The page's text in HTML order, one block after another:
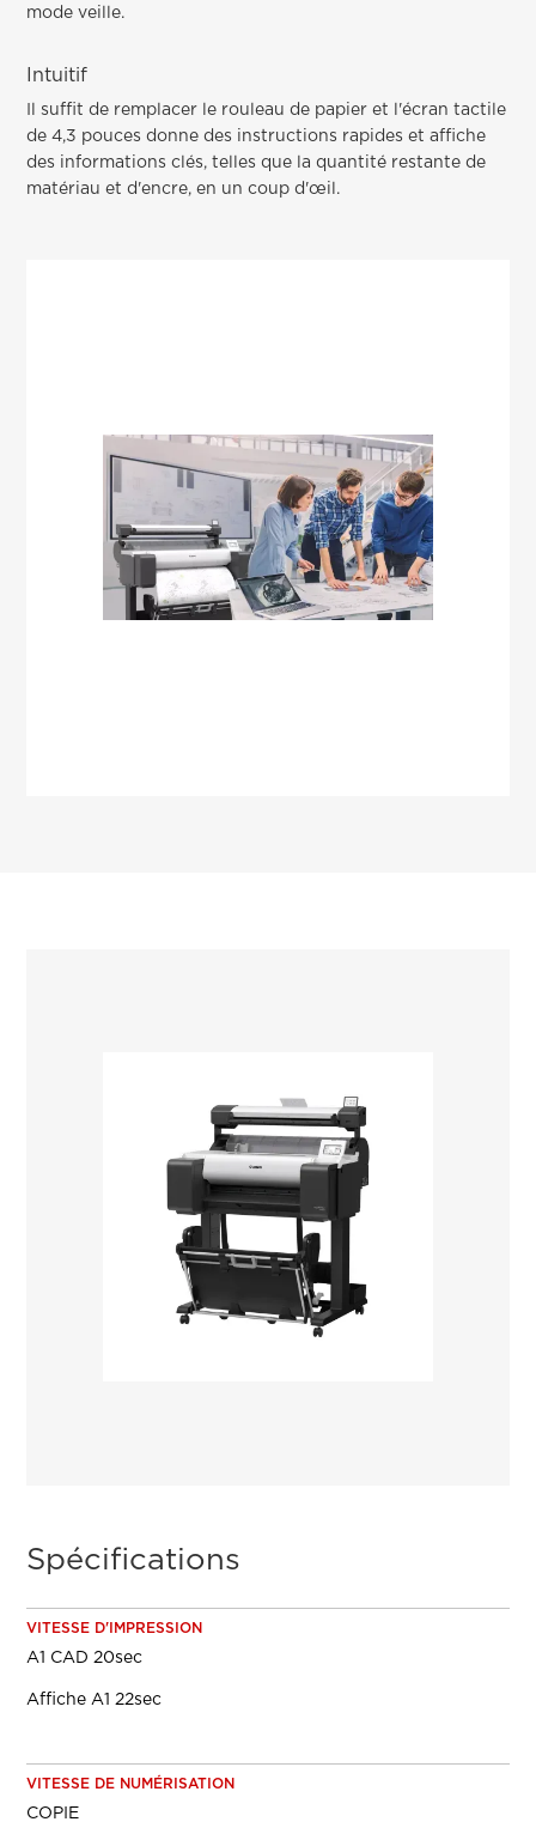
mode veille.
Intuitif
Il suffit de remplacer le rouleau de papier et l'écran tactile
de 4,3 pouces donne des instructions rapides et affiche
des informations clés, telles que la quantité restante de
matériau et d'encre, en un coup d'œil.
Spécifications
VITESSE D'IMPRESSION
A1 CAD 20sec
Affiche A1 22sec
VITESSE DE NUMÉRISATION
COPIE